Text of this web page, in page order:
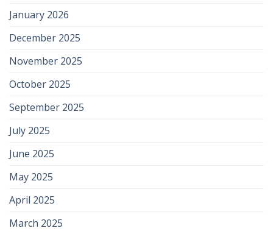
January 2026
December 2025
November 2025
October 2025
September 2025
July 2025
June 2025
May 2025
April 2025
March 2025